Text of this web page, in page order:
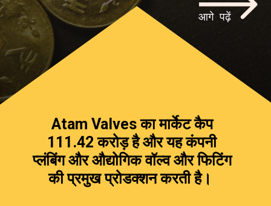
Atam Valves का मार्केट कैप
₹111.42 करोड़ है और यह कंपनी
प्लंबिंग और औद्योगिक वॉल्व और फिटिंग
की प्रमुख प्रोडक्शन करती है।
आगे पढ़ें